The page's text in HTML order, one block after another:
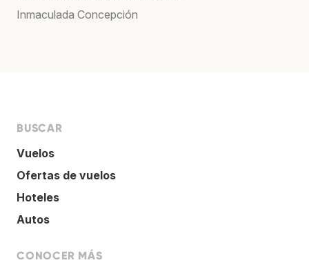
Inmaculada Concepción
BUSCAR
Vuelos
Ofertas de vuelos
Hoteles
Autos
CONOCER MÁS